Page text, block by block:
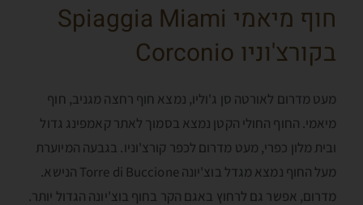
חוף מיאמי Spiaggia Miami
בקורצ'וניו Corconio
מעט מדרום לאורטה סן ג'וליו, נמצא חוף רחצה מגניב, חוף
מיאמי. החוף החולי הקטן נמצא בסמוך לאתר קאמפינג גדול
ובית מלון כפרי, מעט מדרום לכפר קורצ'וניו. בגבעה המיוערת
מעל החוף נמצא מגדל בוצ'יונה Torre di Buccione הנישא.
מדרום, אפשר גם לרחוץ באגם הקר בחוף בוצ'יונה הגדול יותר.